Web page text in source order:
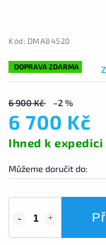
Kód: DMA84520
DOPRAVA ZDARMA
6 900 Kč –2 %
6 700 Kč
Ihned k expedici
Můžeme doručit do: